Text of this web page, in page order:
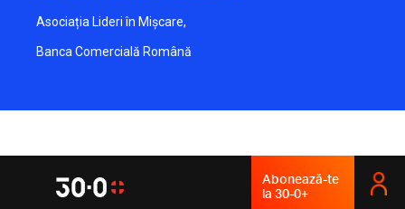
Asociația Lideri în Mișcare,
Banca Comercială Română
Abonează-te
la 30-0+